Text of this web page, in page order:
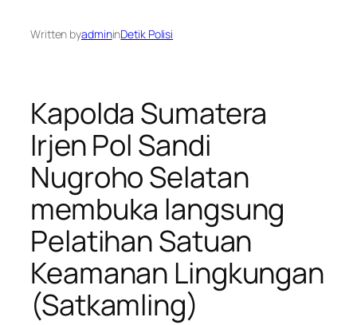
Written byadmininDetik Polisi
Kapolda Sumatera
Irjen Pol Sandi
Nugroho Selatan
membuka langsung
Pelatihan Satuan
Keamanan Lingkungan
(Satkamling)